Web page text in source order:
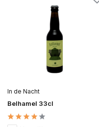
In de Nacht
Belhamel 33cl